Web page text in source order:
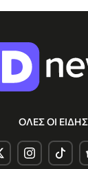
ΟΛΕΣ ΟΙ